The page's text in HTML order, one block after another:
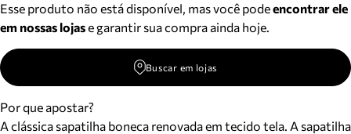
Esse produto não está disponível, mas você podeencontrar ele
em nossas lojase garantir sua compra ainda hoje.
Buscar em lojas
Por que apostar?
A clássica sapatilha boneca renovada em tecido tela. A sapatilha